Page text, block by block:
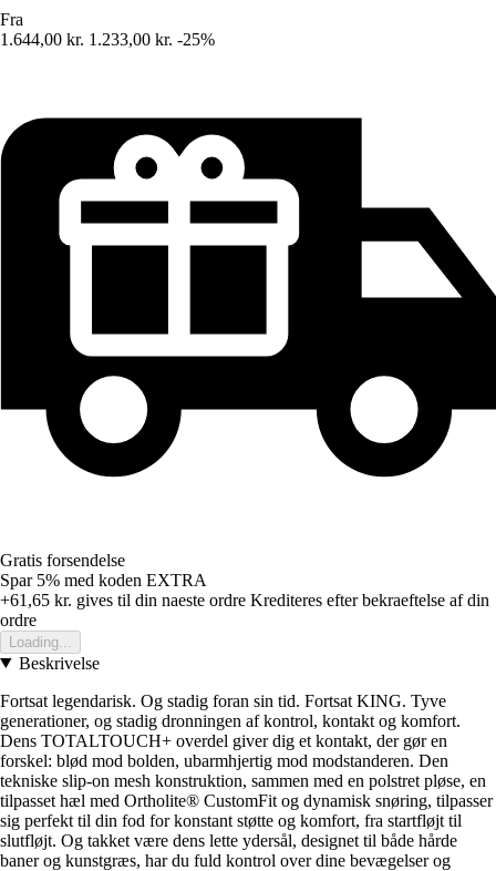
Fra
1.644,00 kr. 1.233,00 kr. -25%
Gratis forsendelse
Spar 5% med koden EXTRA
+61,65 kr. gives til din naeste ordre Krediteres efter bekraeftelse af din
ordre
Loading...
Beskrivelse
Fortsat legendarisk. Og stadig foran sin tid. Fortsat KING. Tyve
generationer, og stadig dronningen af kontrol, kontakt og komfort.
Dens TOTALTOUCH+ overdel giver dig et kontakt, der gør en
forskel: blød mod bolden, ubarmhjertig mod modstanderen. Den
tekniske slip-on mesh konstruktion, sammen med en polstret pløse, en
tilpasset hæl med Ortholite® CustomFit og dynamisk snøring, tilpasser
sig perfekt til din fod for konstant støtte og komfort, fra startfløjt til
slutfløjt. Og takket være dens lette ydersål, designet til både hårde
baner og kunstgræs, har du fuld kontrol over dine bevægelser og